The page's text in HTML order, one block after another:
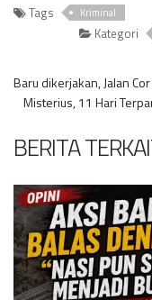
Tags Kriminal
Kategori
Baru dikerjakan, Jalan
Misterius, 11 Hari
BERITA